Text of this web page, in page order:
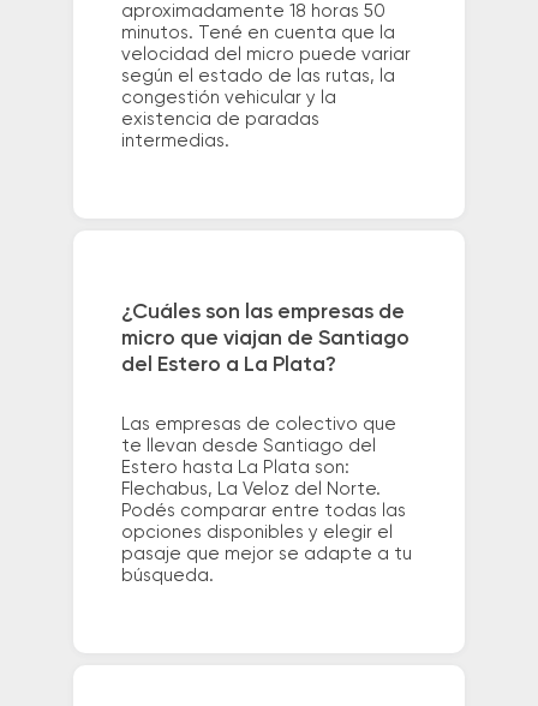
aproximadamente 18 horas 50
minutos. Tené en cuenta que la
velocidad del micro puede variar
según el estado de las rutas, la
congestión vehicular y la
existencia de paradas
intermedias.
¿Cuáles son las empresas de
micro que viajan de Santiago
del Estero a La Plata?
Las empresas de colectivo que
te llevan desde Santiago del
Estero hasta La Plata son:
Flechabus, La Veloz del Norte.
Podés comparar entre todas las
opciones disponibles y elegir el
pasaje que mejor se adapte a tu
búsqueda.